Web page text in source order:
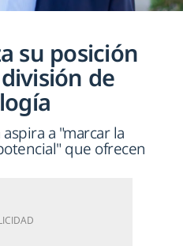
su posición
de
a "marcar la
que ofrecen